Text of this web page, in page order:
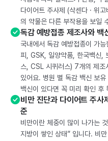
다이어트 주사제 (삭센다 · 위
의 약물은 다른 부작용을 보일
독감 예방접종 제조사와 백
국내에서 독감 예방접종이 가
피, GSK, 일양약품, 한국백신,
스, CSL 시퀴러스) 7개의 제조
있어요. 병원 별 독감 백신 보
백신이 있다면 꼭 미리 확인 후
비만 진단과 다이어트 주사
준
비만이란 체중이 많이 나가는
지방이 쌓인 상태” 입니다. 비